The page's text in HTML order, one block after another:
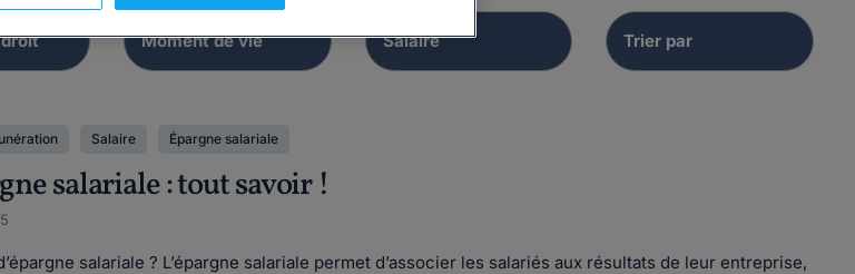
Salaire Épargne salariale
salariale : tout savoir !
salariale ? L’épargne salariale permet d’associer les salariés aux résultats de leur entreprise,